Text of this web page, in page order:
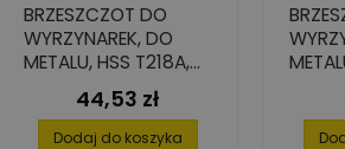
BRZESZCZOT DO
WYRZYNAREK, DO
METALU, HSS T218A,
50X1,0X6,4 (5 SZT.)
Cena
44,53 zł
Dodaj do koszyka